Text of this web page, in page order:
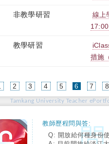
非教學研習
線上
教學研習
措施
2 3 4 5 6(current)
7 8
Tamkang University Teacher
教師歷程問與答:
Q: 開放給何種身份